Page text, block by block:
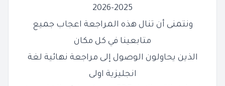
2025-2026
ونتمنى أن تنال هذه المراجعة اعجاب جميع
متابعينا في كل مكان
الذين يحاولون الوصول إلى مراجعة نهائية لغة
انجليزية اولى